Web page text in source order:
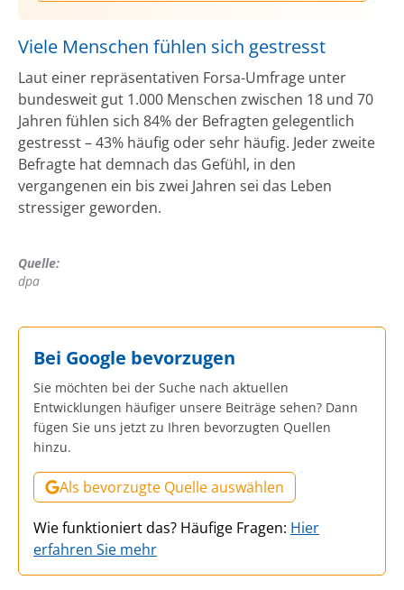
Viele Menschen fühlen sich gestresst
Laut einer repräsentativen Forsa-Umfrage unter
bundesweit gut 1.000 Menschen zwischen 18 und 70
Jahren fühlen sich 84% der Befragten gelegentlich
gestresst – 43% häufig oder sehr häufig. Jeder zweite
Befragte hat demnach das Gefühl, in den
vergangenen ein bis zwei Jahren sei das Leben
stressiger geworden.
Quelle:
dpa
Bei Google bevorzugen
Sie möchten bei der Suche nach aktuellen
Entwicklungen häufiger unsere Beiträge sehen? Dann
fügen Sie uns jetzt zu Ihren bevorzugten Quellen
hinzu.
Als bevorzugte Quelle auswählen
Wie funktioniert das? Häufige Fragen: Hier
erfahren Sie mehr